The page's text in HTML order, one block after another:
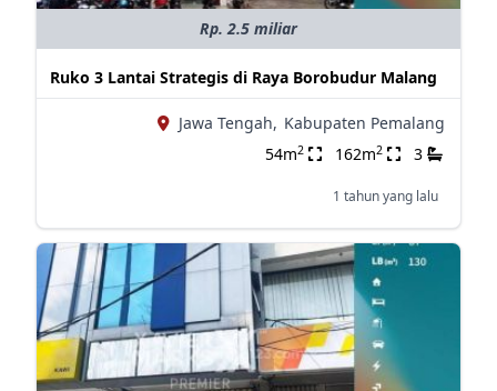
Rp. 2.5 miliar
Ruko 3 Lantai Strategis di Raya Borobudur Malang
Jawa Tengah, Kabupaten Pemalang
54m2 162m2 3
1 tahun yang lalu